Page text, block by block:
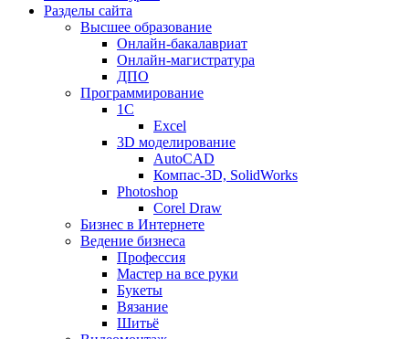
Разделы сайта
Высшее образование
Онлайн-бакалавриат
Онлайн-магистратура
ДПО
Программирование
1С
Excel
3D моделирование
AutoCAD
Компас-3D, SolidWorks
Photoshop
Corel Draw
Бизнес в Интернете
Ведение бизнеса
Профессия
Мастер на все руки
Букеты
Вязание
Шитьё